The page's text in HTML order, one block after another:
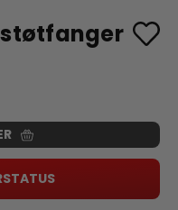
støtfanger